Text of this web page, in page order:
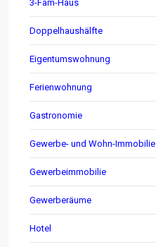
3-Fam-Haus
Doppelhaushälfte
Eigentumswohnung
Ferienwohnung
Gastronomie
Gewerbe- und Wohn-Immobilie
Gewerbeimmobilie
Gewerberäume
Hotel